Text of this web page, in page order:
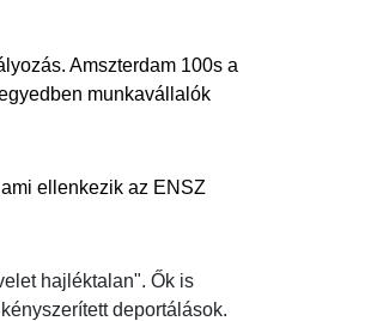
Amszterdam 100s a
munkavállalók
ellenkezik az ENSZ
hajléktalan". Ők is
deportálások.